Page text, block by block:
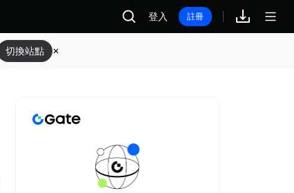
登入 註冊
切換站點